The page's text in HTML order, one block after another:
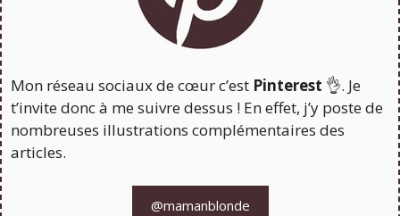
Mon réseau sociaux de cœur c’est Pinterest 👌. Je
t’invite donc à me suivre dessus ! En effet, j’y poste de
nombreuses illustrations complémentaires des
articles.
@mamanblonde